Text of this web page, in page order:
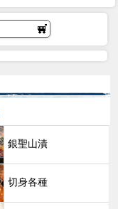
銀聖山漬
切身各種